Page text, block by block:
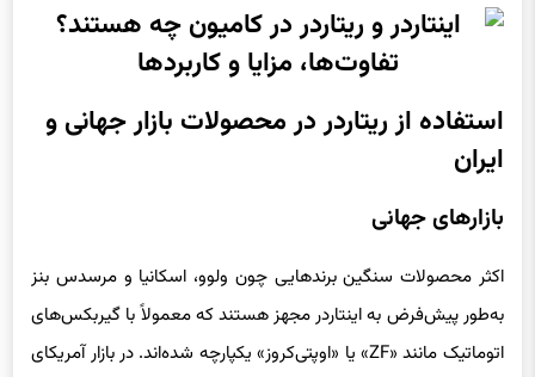
استفاده از ریتاردر در محصولات بازار جهانی و
ایران
بازارهای جهانی
اکثر محصولات سنگین برندهایی چون ولوو، اسکانیا و مرسدس بنز
به‌طور پیش‌فرض به اینتاردر مجهز هستند که معمولاً با گیربکس‌های
اتوماتیک مانند «ZF» یا «اوپتی‌کروز» یکپارچه شده‌اند. در بازار آمریکای